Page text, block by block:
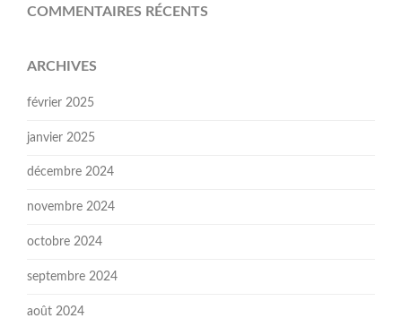
COMMENTAIRES RÉCENTS
ARCHIVES
février 2025
janvier 2025
décembre 2024
novembre 2024
octobre 2024
septembre 2024
août 2024